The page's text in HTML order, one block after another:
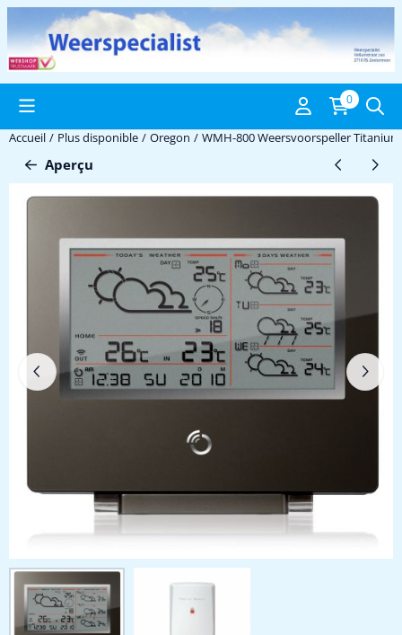
Préférences de cookies disponibles. Choisissez les paramètres
0
Accueil / Plus disponible / Oregon / WMH-800 Weersvoorspeller Titanium
Aperçu